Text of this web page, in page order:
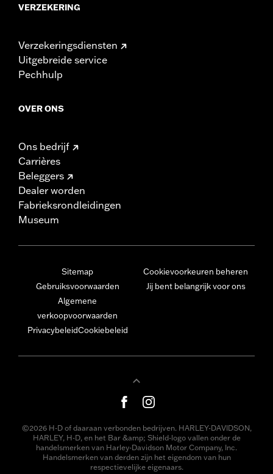
VERZEKERING
Verzekeringsdiensten
Uitgebreide service
Pechhulp
OVER ONS
Ons bedrijf
Carrières
Beleggers
Dealer worden
Fabrieksrondleidingen
Museum
Sitemap
Gebruiksvoorwaarden
Algemene
verkoopvoorwaarden
PrivacybeleidCookiebeleid
Cookievoorkeuren beheren
Jij bent belangrijk voor ons
©2026 H-D of daaraan verbonden bedrijven. HARLEY-DAVIDSON,
HARLEY, H-D, en het Bar &amp; Shield-logo vallen onder de
handelsmerken van Harley-Davidson Motor Company, Inc.
Handelsmerken van derden zijn het eigendom van hun
respectievelijke eigenaars.